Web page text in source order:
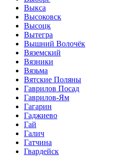
Выкса
Высоковск
Высоцк
Вытегра
Вышний Волочёк
Вяземский
Вязники
Вязьма
Вятские Поляны
Гаврилов Посад
Гаврилов-Ям
Гагарин
Гаджиево
Гай
Галич
Гатчина
Гвардейск